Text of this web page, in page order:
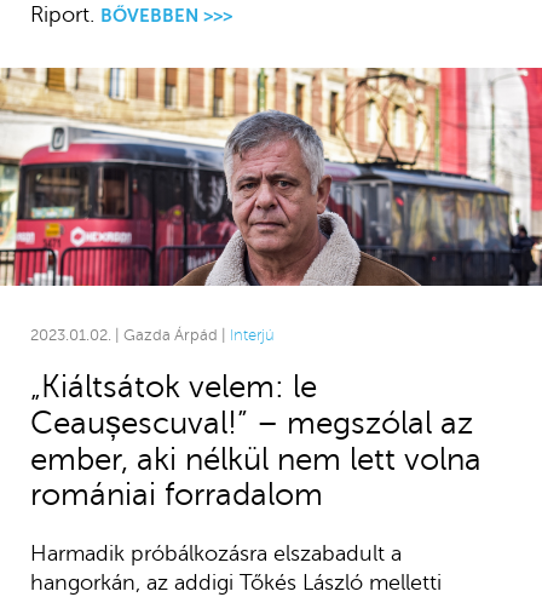
Riport. BŐVEBBEN >>>
2023.01.02. | Gazda Árpád | Interjú
„Kiáltsátok velem: le
Ceaușescuval!” – megszólal az
ember, aki nélkül nem lett volna
romániai forradalom
Harmadik próbálkozásra elszabadult a
hangorkán, az addigi Tőkés László melletti